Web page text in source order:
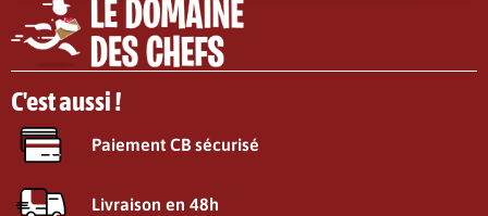
C'est aussi !
Paiement CB sécurisé
Livraison en 48h